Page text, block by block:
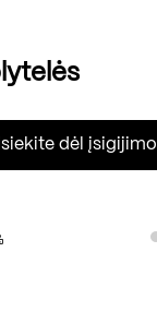
dėl įsigijimo